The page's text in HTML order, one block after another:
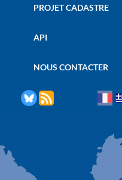
PROJET CADASTRE
API
NOUS CONTACTER